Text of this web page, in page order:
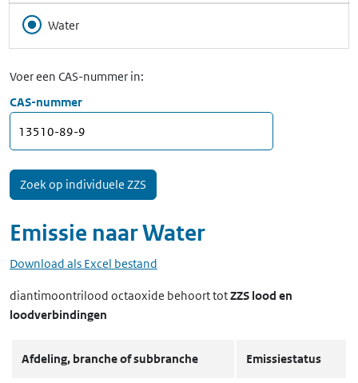
Water
Voer een CAS-nummer in:
CAS-nummer
Emissie naarWater
Download als Excel bestand
diantimoontrilood octaoxide behoort totZZS lood en
loodverbindingen
Afdeling, branche of subbranche Emissiestatus